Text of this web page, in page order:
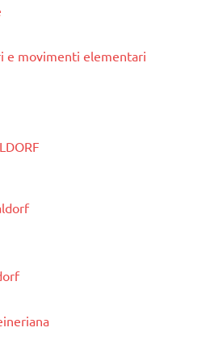
e movimenti elementari